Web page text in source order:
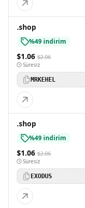
.shop
%49 indirim
$1.06 $2.06
Süresiz
MRKEHEL
.shop
%49 indirim
$1.06 $2.06
Süresiz
EXODUS